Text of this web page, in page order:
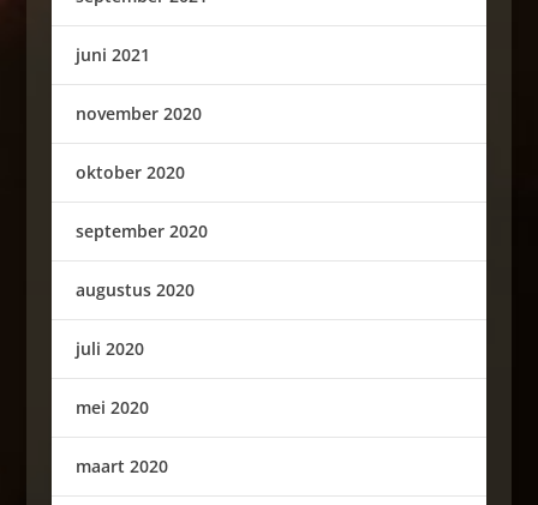
juni 2021
november 2020
oktober 2020
september 2020
augustus 2020
juli 2020
mei 2020
maart 2020